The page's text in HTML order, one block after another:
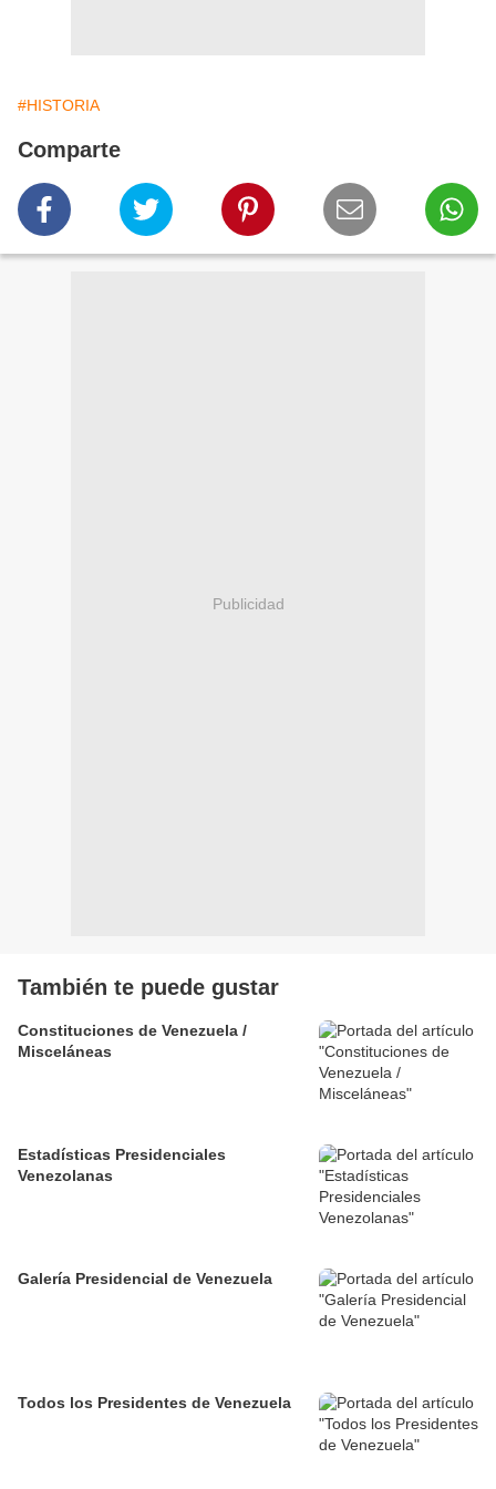
#HISTORIA
Comparte
Publicidad
También te puede gustar
Constituciones de Venezuela /
Misceláneas
Estadísticas Presidenciales
Venezolanas
Galería Presidencial de Venezuela
Todos los Presidentes de Venezuela